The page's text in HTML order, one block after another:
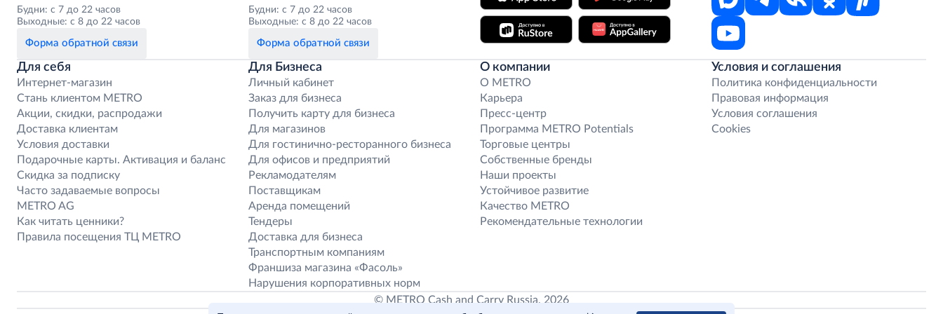
Будни: с 7 до 22 часов
Выходные: с 8 до 22 часов
Форма обратной связи
Будни: с 7 до 22 часов
Выходные: с 8 до 22 часов
Форма обратной связи
Для себя
Интернет-магазин
Стань клиентом METRO
Акции, скидки, распродажи
Доставка клиентам
Условия доставки
Подарочные карты. Активация и баланс
Скидка за подписку
Часто задаваемые вопросы
METRO AG
Как читать ценники?
Правила посещения ТЦ METRO
Для Бизнеса
Личный кабинет
Заказ для бизнеса
Получить карту для бизнеса
Для магазинов
Для гостинично-ресторанного бизнеса
Для офисов и предприятий
Рекламодателям
Поставщикам
Аренда помещений
Тендеры
Доставка для бизнеса
Транспортным компаниям
Франшиза магазина «Фасоль»
Нарушения корпоративных норм
О компании
O METRO
Карьера
Пресс-центр
Программа METRO Potentials
Торговые центры
Собственные бренды
Наши проекты
Устойчивое развитие
Качество METRO
Рекомендательные технологии
Условия и соглашения
Политика конфиденциальности
Правовая информация
Условия соглашения
Cookies
© METRO Cash and Carry Russia, 2026